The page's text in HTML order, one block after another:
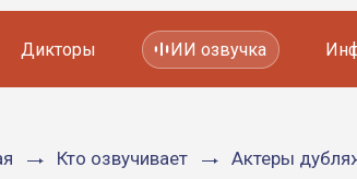
Мультфильмов
Дикторы ИИ озвучка
Кто озвучивает Актеры